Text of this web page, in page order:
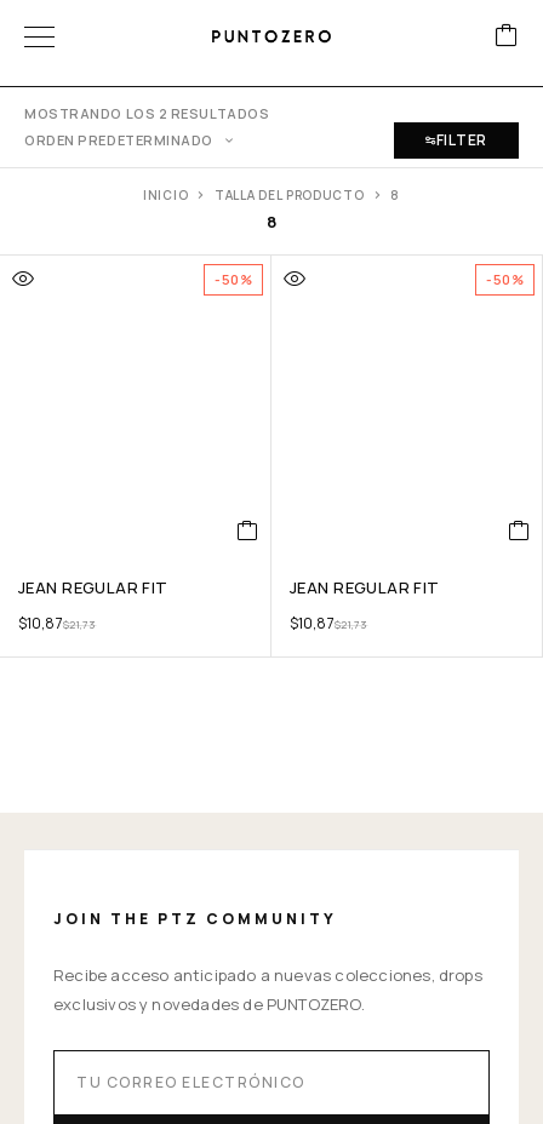
MOSTRANDO LOS 2 RESULTADOS
ORDEN PREDETERMINADO
FILTER
8
INICIO TALLA DEL PRODUCTO 8
-50%
JEAN REGULAR FIT
$21,73
$10,87
-50%
JEAN REGULAR FIT
$21,73
$10,87
JOIN THE PTZ COMMUNITY
Recibe acceso anticipado a nuevas colecciones, drops
exclusivos y novedades de PUNTOZERO.